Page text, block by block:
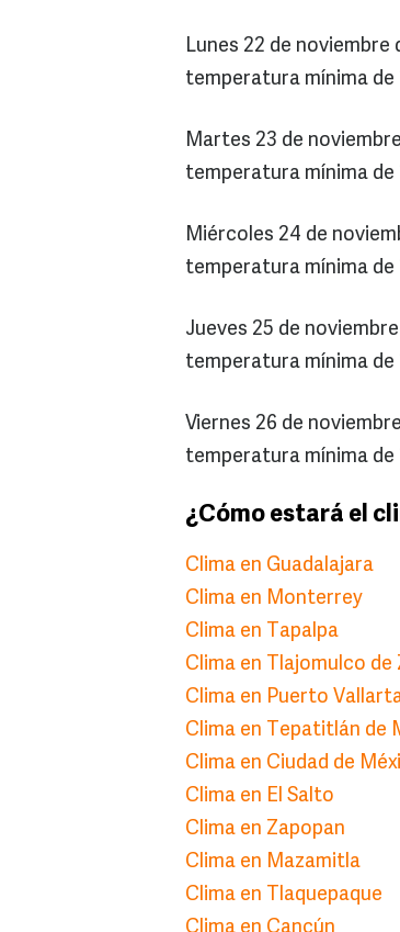
Lunes 22 de noviembre
temperatura mínima de
Martes 23 de
temperatura mínima de
Miércoles 24 de
temperatura mínima de
Jueves 25 de
temperatura mínima de
Viernes 26 de
temperatura mínima de
¿Cómo estará el
Clima en Guadalajara
Clima en Monterrey
Clima en Tapalpa
Clima en Tlajomulco de
Clima en Puerto
Clima en Tepatitlán de
Clima en Ciudad de
Clima en El Salto
Clima en Zapopan
Clima en Mazamitla
Clima en Tlaquepaque